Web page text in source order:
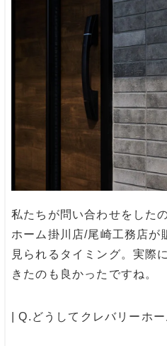
私たちが問い合わせをした
ホーム掛川店/尾崎工務店が
見られるタイミング。実際
きたのも良かったですね。
| Q.どうしてクレバリーホ